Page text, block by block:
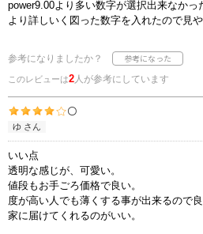
power9.00より多い数字が選択出来なか
より詳しいく図った数字を入れたので見や
参考になりましたか？
このレビューは2人が参考にしています
〇
ゆ さん
いい点
透明な感じが、可愛い。
値段もお手ごろ価格で良い。
度が高い人でも薄くする事が出来るので良
家に届けてくれるのがいい。